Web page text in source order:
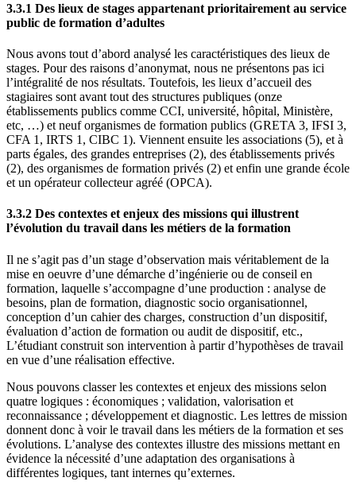
3.3.1 Des lieux de stages appartenant prioritairement au service
public de formation d’adultes
Nous avons tout d’abord analysé les caractéristiques des lieux de
stages. Pour des raisons d’anonymat, nous ne présentons pas ici
l’intégralité de nos résultats. Toutefois, les lieux d’accueil des
stagiaires sont avant tout des structures publiques (onze
établissements publics comme CCI, université, hôpital, Ministère,
etc, …) et neuf organismes de formation publics (GRETA 3, IFSI 3,
CFA 1, IRTS 1, CIBC 1). Viennent ensuite les associations (5), et à
parts égales, des grandes entreprises (2), des établissements privés
(2), des organismes de formation privés (2) et enfin une grande école
et un opérateur collecteur agréé (OPCA).
3.3.2 Des contextes et enjeux des missions qui illustrent
l’évolution du travail dans les métiers de la formation
Il ne s’agit pas d’un stage d’observation mais véritablement de la
mise en oeuvre d’une démarche d’ingénierie ou de conseil en
formation, laquelle s’accompagne d’une production : analyse de
besoins, plan de formation, diagnostic socio organisationnel,
conception d’un cahier des charges, construction d’un dispositif,
évaluation d’action de formation ou audit de dispositif, etc.,
L’étudiant construit son intervention à partir d’hypothèses de travail
en vue d’une réalisation effective.
Nous pouvons classer les contextes et enjeux des missions selon
quatre logiques : économiques ; validation, valorisation et
reconnaissance ; développement et diagnostic. Les lettres de mission
donnent donc à voir le travail dans les métiers de la formation et ses
évolutions. L’analyse des contextes illustre des missions mettant en
évidence la nécessité d’une adaptation des organisations à
différentes logiques, tant internes qu’externes.